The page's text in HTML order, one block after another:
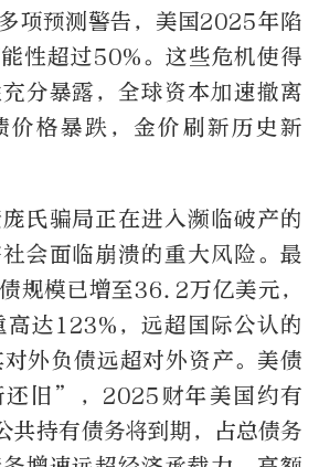
项预测警告，美国2025年陷
性超过50%。这些危机使得
分暴露，全球资本加速撤离
价格暴跌，金价刷新历史新
氏骗局正在进入濒临破产的
会面临崩溃的重大风险。最
规模已增至36.2万亿美元，
高达123%，远超国际公认的
外负债远超对外资产。美债
旧”，2025财年美国约有
共持有债务将到期，占总债务